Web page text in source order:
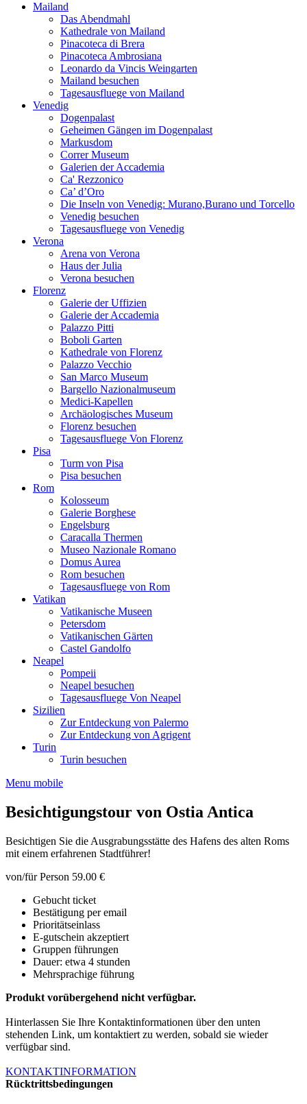
Mailand
Das Abendmahl
Kathedrale von Mailand
Pinacoteca di Brera
Pinacoteca Ambrosiana
Leonardo da Vincis Weingarten
Mailand besuchen
Tagesausfluege von Mailand
Venedig
Dogenpalast
Geheimen Gängen im Dogenpalast
Markusdom
Correr Museum
Galerien der Accademia
Ca' Rezzonico
Ca’ d’Oro
Die Inseln von Venedig: Murano,Burano und Torcello
Venedig besuchen
Tagesausfluege von Venedig
Verona
Arena von Verona
Haus der Julia
Verona besuchen
Florenz
Galerie der Uffizien
Galerie der Accademia
Palazzo Pitti
Boboli Garten
Kathedrale von Florenz
Palazzo Vecchio
San Marco Museum
Bargello Nazionalmuseum
Medici-Kapellen
Archäologisches Museum
Florenz besuchen
Tagesausfluege Von Florenz
Pisa
Turm von Pisa
Pisa besuchen
Rom
Kolosseum
Galerie Borghese
Engelsburg
Caracalla Thermen
Museo Nazionale Romano
Domus Aurea
Rom besuchen
Tagesausfluege von Rom
Vatikan
Vatikanische Museen
Petersdom
Vatikanischen Gärten
Castel Gandolfo
Neapel
Pompeii
Neapel besuchen
Tagesausfluege Von Neapel
Sizilien
Zur Entdeckung von Palermo
Zur Entdeckung von Agrigent
Turin
Turin besuchen
Menu mobile
Besichtigungstour von Ostia Antica
Besichtigen Sie die Ausgrabungsstätte des Hafens des alten Roms
mit einem erfahrenen Stadtführer!
von/für Person 59.00 €
Gebucht ticket
Bestätigung per email
Prioritätseinlass
E-gutschein akzeptiert
Gruppen führungen
Dauer: etwa 4 stunden
Mehrsprachige führung
Produkt vorübergehend nicht verfügbar.
Hinterlassen Sie Ihre Kontaktinformationen über den unten
stehenden Link, um kontaktiert zu werden, sobald sie wieder
verfügbar sind.
KONTAKTINFORMATION
Rücktrittsbedingungen